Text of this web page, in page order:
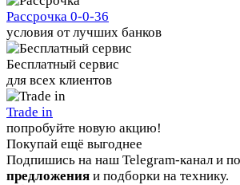
Рассрочка 0-0-36
условия от лучших банков
Бесплатный сервис
для всех клиентов
Trade in
попробуйте новую акцию!
Покупай ещё выгоднее
Подпишись на наш Telegram-канал и
предложения и подборки на технику.